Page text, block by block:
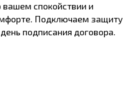
вашем спокойствии и
Подключаем защиту
подписания договора.